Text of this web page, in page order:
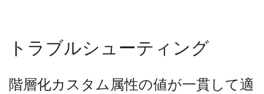
トラブルシューティング
階層化カスタム属性の値が一貫して適